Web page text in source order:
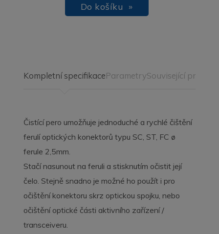
Do košíku »
Kompletní specifikaceParametrySouvisející
Čistící pero umožňuje jednoduché a rychlé čištění
ferulí optických konektorů typu SC, ST, FC ø
ferule 2,5mm.
Stačí nasunout na feruli a stisknutím očistit její
čelo. Stejně snadno je možné ho použít i pro
očištění konektoru skrz optickou spojku, nebo
očištění optické části aktivního zařízení /
transceiveru.